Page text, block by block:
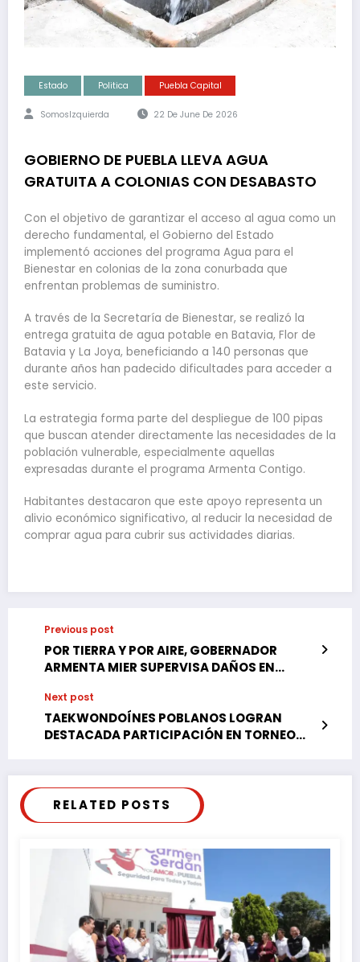
Estado Politica Puebla Capital
SomosIzquierda 22 De June De 2026
GOBIERNO DE PUEBLA LLEVA AGUA
GRATUITA A COLONIAS CON DESABASTO
Con el objetivo de garantizar el acceso al agua como un
derecho fundamental, el Gobierno del Estado
implementó acciones del programa Agua para el
Bienestar en colonias de la zona conurbada que
enfrentan problemas de suministro.
A través de la Secretaría de Bienestar, se realizó la
entrega gratuita de agua potable en Batavia, Flor de
Batavia y La Joya, beneficiando a 140 personas que
durante años han padecido dificultades para acceder a
este servicio.
La estrategia forma parte del despliegue de 100 pipas
que buscan atender directamente las necesidades de la
población vulnerable, especialmente aquellas
expresadas durante el programa Armenta Contigo.
Habitantes destacaron que este apoyo representa un
alivio económico significativo, al reducir la necesidad de
comprar agua para cubrir sus actividades diarias.
Previous post
POR TIERRA Y POR AIRE, GOBERNADOR
ARMENTA MIER SUPERVISA DAÑOS EN
Next post
TAEKWONDOÍNES POBLANOS LOGRAN
DESTACADA PARTICIPACIÓN EN TORNEO
RELATED POSTS